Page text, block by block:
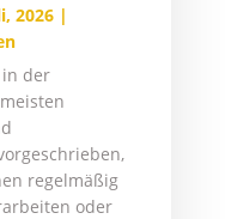
2026|
der
regelmäßig
oder